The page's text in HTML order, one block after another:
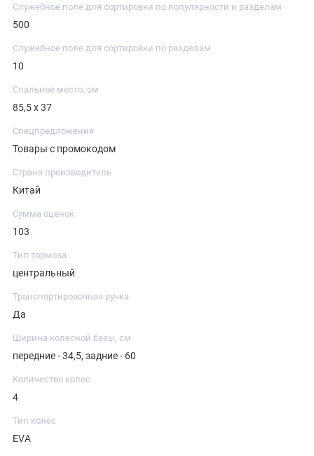
Служебное поле для сортировки по популярности и разделам
500
Служебное поле для сортировки по разделам
10
Спальное место, см
85,5 х 37
Спецпредложения
Товары с промокодом
Страна производитель
Китай
Сумма оценок
103
Тип тормоза
центральный
Транспортировочная ручка
Да
Ширина колесной базы, см
передние - 34,5, задние - 60
Количество колес
4
Тип колес
EVA